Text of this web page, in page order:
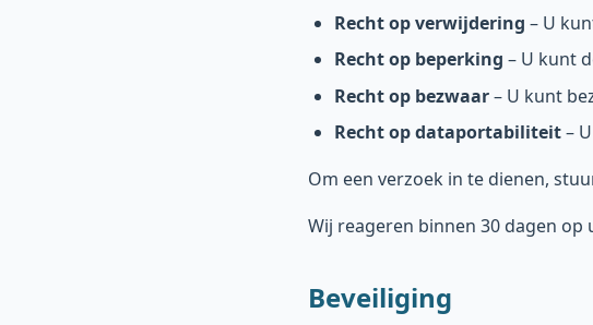
Recht op verwijdering – U
Recht op beperking – U kunt
Recht op bezwaar– U kunt
Recht op dataportabiliteit–
Om een verzoek in te dienen,
Wij reageren binnen 30 dagen op
Beveiliging